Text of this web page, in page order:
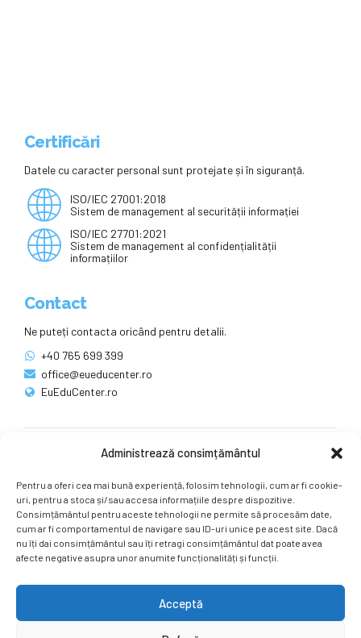
Administrează consimțământul
Pentru a oferi cea mai bună experiență, folosim tehnologii, cum ar fi cookie-
uri, pentru a stoca și/sau accesa informațiile despre dispozitive.
Consimțământul pentru aceste tehnologii ne permite să procesăm date,
cum ar fi comportamentul de navigare sau ID-uri unice pe acest site. Dacă
nu îți dai consimțământul sau îți retragi consimțământul dat poate avea
afecte negative asupra unor anumite funcționalități și funcții.
Acceptă
Certificări
Datele cu caracter personal sunt protejate și în siguranță.
ISO/IEC 27001:2018
Sistem de management al securității informației
ISO/IEC 27701:2021
Sistem de management al confidențialității
informațiilor
Contact
Ne puteți contacta oricând pentru detalii.
+40 765 699 399
office@eueducenter.ro
EuEduCenter.ro
Ne puteți găsi și pe rețelele sociale.